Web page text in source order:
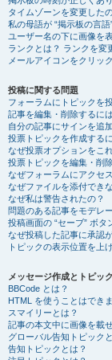
タイムゾーンを変更した
私の母語が “掲示板の言語
ユーザー名の下に画像を
ランクとは？ ランクを変
メールアイコンをクリッ
投稿に関する問題
フォーラムにトピックを
記事を編集・削除するに
自分の記事にサインを追
投票トピックを作成する
なぜ投票オプションをこ
投票トピックを編集・削
なぜフォーラムにアクセ
なぜファイルを添付でき
なぜ私は警告されたの？
問題のある記事をモデレ
投稿画面の “セーブ” ボタ
なぜ投稿した記事に承認
トピックの表示位置を上
メッセージ作成とトピッ
BBCode とは？
HTML を使うことはでき
スマイリーとは？
記事の本文中に画像を載
グローバル告知トピック
告知トピックとは？